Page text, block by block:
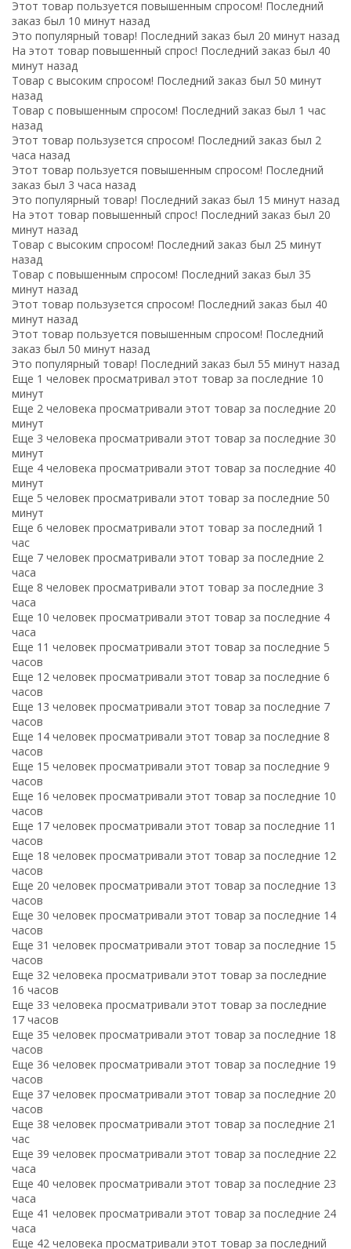
Этот товар пользуется повышенным спросом! Последний
заказ был 10 минут назад
Это популярный товар! Последний заказ был 20 минут назад
На этот товар повышенный спрос! Последний заказ был 40
минут назад
Товар с высоким спросом! Последний заказ был 50 минут
назад
Товар с повышенным спросом! Последний заказ был 1 час
назад
Этот товар пользузется спросом! Последний заказ был 2
часа назад
Этот товар пользуется повышенным спросом! Последний
заказ был 3 часа назад
Это популярный товар! Последний заказ был 15 минут назад
На этот товар повышенный спрос! Последний заказ был 20
минут назад
Товар с высоким спросом! Последний заказ был 25 минут
назад
Товар с повышенным спросом! Последний заказ был 35
минут назад
Этот товар пользузется спросом! Последний заказ был 40
минут назад
Этот товар пользуется повышенным спросом! Последний
заказ был 50 минут назад
Это популярный товар! Последний заказ был 55 минут назад
Еще 1 человек просматривал этот товар за последние 10
минут
Еще 2 человека просматривали этот товар за последние 20
минут
Еще 3 человека просматривали этот товар за последние 30
минут
Еще 4 человека просматривали этот товар за последние 40
минут
Еще 5 человек просматривали этот товар за последние 50
минут
Еще 6 человек просматривали этот товар за последний 1
час
Еще 7 человек просматривали этот товар за последние 2
часа
Еще 8 человек просматривали этот товар за последние 3
часа
Еще 10 человек просматривали этот товар за последние 4
часа
Еще 11 человек просматривали этот товар за последние 5
часов
Еще 12 человек просматривали этот товар за последние 6
часов
Еще 13 человек просматривали этот товар за последние 7
часов
Еще 14 человек просматривали этот товар за последние 8
часов
Еще 15 человек просматривали этот товар за последние 9
часов
Еще 16 человек просматривали этот товар за последние 10
часов
Еще 17 человек просматривали этот товар за последние 11
часов
Еще 18 человек просматривали этот товар за последние 12
часов
Еще 20 человек просматривали этот товар за последние 13
часов
Еще 30 человек просматривали этот товар за последние 14
часов
Еще 31 человек просматривали этот товар за последние 15
часов
Еще 32 человека просматривали этот товар за последние
16 часов
Еще 33 человека просматривали этот товар за последние
17 часов
Еще 35 человек просматривали этот товар за последние 18
часов
Еще 36 человек просматривали этот товар за последние 19
часов
Еще 37 человек просматривали этот товар за последние 20
часов
Еще 38 человек просматривали этот товар за последние 21
час
Еще 39 человек просматривали этот товар за последние 22
часа
Еще 40 человек просматривали этот товар за последние 23
часа
Еще 41 человек просматривали этот товар за последние 24
часа
Еще 42 человека просматривали этот товар за последний